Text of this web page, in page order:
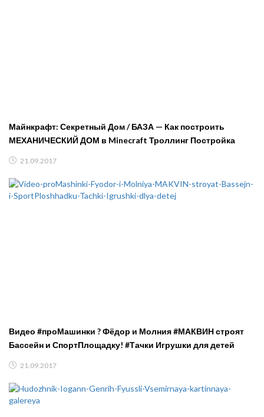
Майнкрафт: Секретный Дом / БАЗА — Как построить
МЕХАНИЧЕСКИЙ ДОМ в Minecraft Троллинг Постройка
21.09.2017
Видео #проМашинки ? Фёдор и Молния #МАКВИН строят
Бассейн и СпортПлощадку! #Тачки Игрушки для детей
21.09.2017